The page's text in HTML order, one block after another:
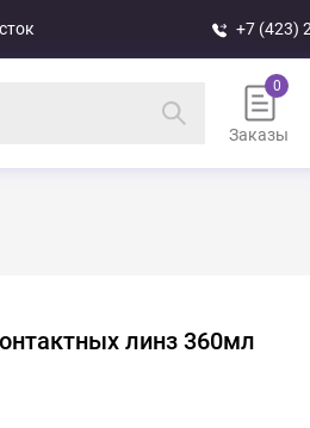
+7 (423)
Заказы
линз 360мл